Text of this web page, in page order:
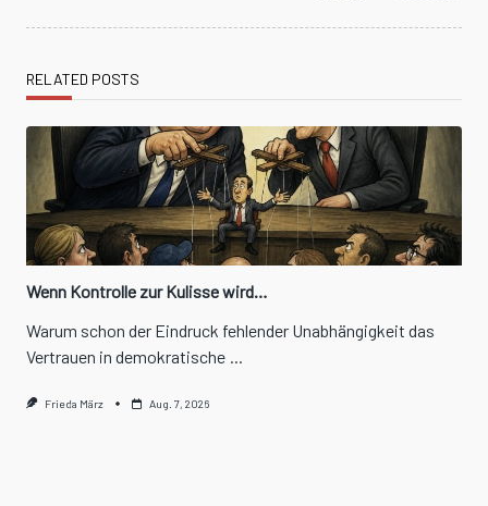
RELATED POSTS
Wenn Kontrolle zur Kulisse wird…
Warum schon der Eindruck fehlender Unabhängigkeit das
Vertrauen in demokratische
Frieda März Aug. 7, 2026